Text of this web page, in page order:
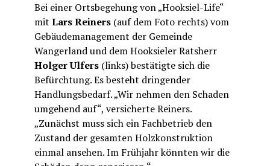
Bei einer Ortsbegehung von „Hooksiel-Life“
mit Lars Reiners(auf dem Foto rechts) vom
Gebäudemanagement der Gemeinde
Wangerland und dem Hooksieler Ratsherr
Holger Ulfers (links) bestätigte sich die
Befürchtung. Es besteht dringender
Handlungsbedarf. „Wir nehmen den Schaden
umgehend auf“, versicherte Reiners.
„Zunächst muss sich ein Fachbetrieb den
Zustand der gesamten Holzkonstruktion
einmal ansehen. Im Frühjahr könnten wir die